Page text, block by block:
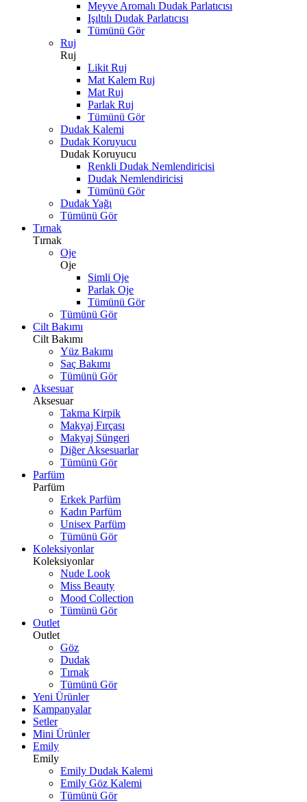
Meyve Aromalı Dudak Parlatıcısı
Işıltılı Dudak Parlatıcısı
Tümünü Gör
Ruj
Ruj
Likit Ruj
Mat Kalem Ruj
Mat Ruj
Parlak Ruj
Tümünü Gör
Dudak Kalemi
Dudak Koruyucu
Dudak Koruyucu
Renkli Dudak Nemlendiricisi
Dudak Nemlendiricisi
Tümünü Gör
Dudak Yağı
Tümünü Gör
Tırnak
Tırnak
Oje
Oje
Simli Oje
Parlak Oje
Tümünü Gör
Tümünü Gör
Cilt Bakımı
Cilt Bakımı
Yüz Bakımı
Saç Bakımı
Tümünü Gör
Aksesuar
Aksesuar
Takma Kirpik
Makyaj Fırçası
Makyaj Süngeri
Diğer Aksesuarlar
Tümünü Gör
Parfüm
Parfüm
Erkek Parfüm
Kadın Parfüm
Unisex Parfüm
Tümünü Gör
Koleksiyonlar
Koleksiyonlar
Nude Look
Miss Beauty
Mood Collection
Tümünü Gör
Outlet
Outlet
Göz
Dudak
Tırnak
Tümünü Gör
Yeni Ürünler
Kampanyalar
Setler
Mini Ürünler
Emily
Emily
Emily Dudak Kalemi
Emily Göz Kalemi
Tümünü Gör